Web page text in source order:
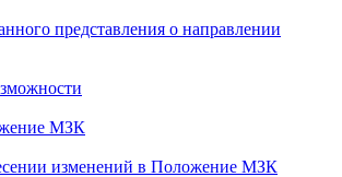
представления о направлении
МЗК
изменений в Положение МЗК